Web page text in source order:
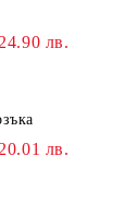
24.90 лв.
20.01 лв.